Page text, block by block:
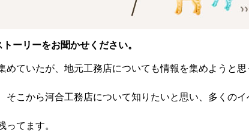
ーリーをお聞かせください。
ていたが、地元工務店についても情報を集めようと
こから河合工務店について知りたいと思い、多くの
てます。